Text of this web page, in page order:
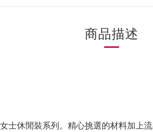
商品描述
士休閒裝系列。精心挑選的材料加上